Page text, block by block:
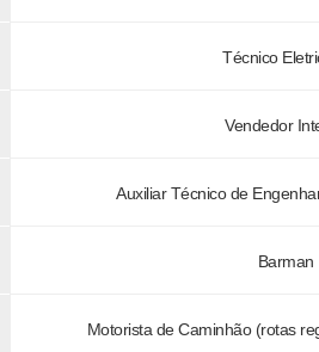
Técnico
Vendedor
Auxiliar Técnico de
Barman
Motorista de Caminhão (rotas